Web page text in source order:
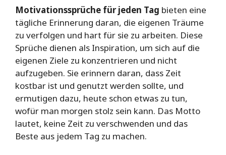
Motivationssprüche für jeden Tag bieten eine
tägliche Erinnerung daran, die eigenen Träume
zu verfolgen und hart für sie zu arbeiten. Diese
Sprüche dienen als Inspiration, um sich auf die
eigenen Ziele zu konzentrieren und nicht
aufzugeben. Sie erinnern daran, dass Zeit
kostbar ist und genutzt werden sollte, und
ermutigen dazu, heute schon etwas zu tun,
wofür man morgen stolz sein kann. Das Motto
lautet, keine Zeit zu verschwenden und das
Beste aus jedem Tag zu machen.